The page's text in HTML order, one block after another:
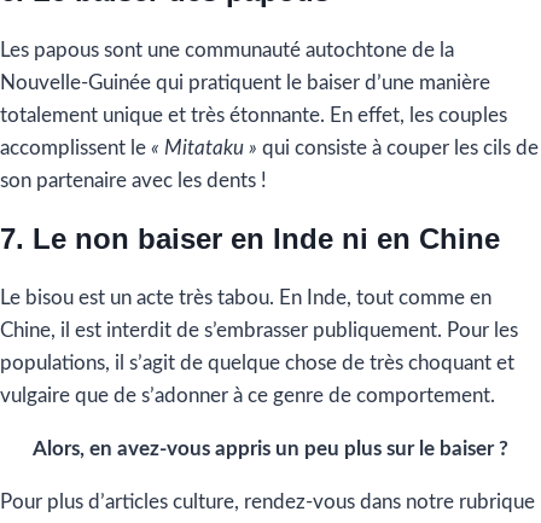
Les papous sont une communauté autochtone de la
Nouvelle-Guinée qui pratiquent le baiser d’une manière
totalement unique et très étonnante. En effet, les couples
accomplissent le « Mitataku » qui consiste à couper les cils de
son partenaire avec les dents !
7. Le non baiser en Inde ni en Chine
Le bisou est un acte très tabou. En Inde, tout comme en
Chine, il est interdit de s’embrasser publiquement. Pour les
populations, il s’agit de quelque chose de très choquant et
vulgaire que de s’adonner à ce genre de comportement.
Alors, en avez-vous appris un peu plus sur le baiser ?
Pour plus d’articles culture, rendez-vous dans notre rubrique